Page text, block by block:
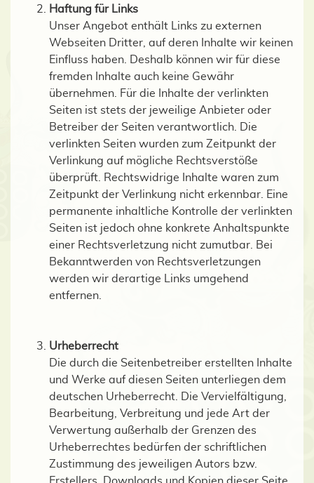
Haftung für Links
Unser Angebot enthält Links zu externen
Webseiten Dritter, auf deren Inhalte wir keinen
Einfluss haben. Deshalb können wir für diese
fremden Inhalte auch keine Gewähr
übernehmen. Für die Inhalte der verlinkten
Seiten ist stets der jeweilige Anbieter oder
Betreiber der Seiten verantwortlich. Die
verlinkten Seiten wurden zum Zeitpunkt der
Verlinkung auf mögliche Rechtsverstöße
überprüft. Rechtswidrige Inhalte waren zum
Zeitpunkt der Verlinkung nicht erkennbar. Eine
permanente inhaltliche Kontrolle der verlinkten
Seiten ist jedoch ohne konkrete Anhaltspunkte
einer Rechtsverletzung nicht zumutbar. Bei
Bekanntwerden von Rechtsverletzungen
werden wir derartige Links umgehend
entfernen.
Urheberrecht
Die durch die Seitenbetreiber erstellten Inhalte
und Werke auf diesen Seiten unterliegen dem
deutschen Urheberrecht. Die Vervielfältigung,
Bearbeitung, Verbreitung und jede Art der
Verwertung außerhalb der Grenzen des
Urheberrechtes bedürfen der schriftlichen
Zustimmung des jeweiligen Autors bzw.